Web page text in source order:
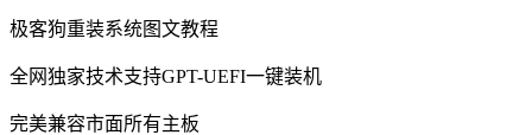
极客狗重装系统图文教程
全网独家技术支持GPT-UEFI一键装机
完美兼容市面所有主板